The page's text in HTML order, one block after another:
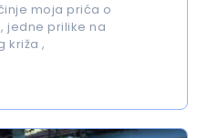
moja prića o
jedne prilike na
križa ,